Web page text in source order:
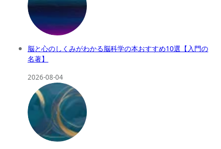
脳と心のしくみがわかる脳科学の本おすすめ10選【入門の
名著】
2026-08-04